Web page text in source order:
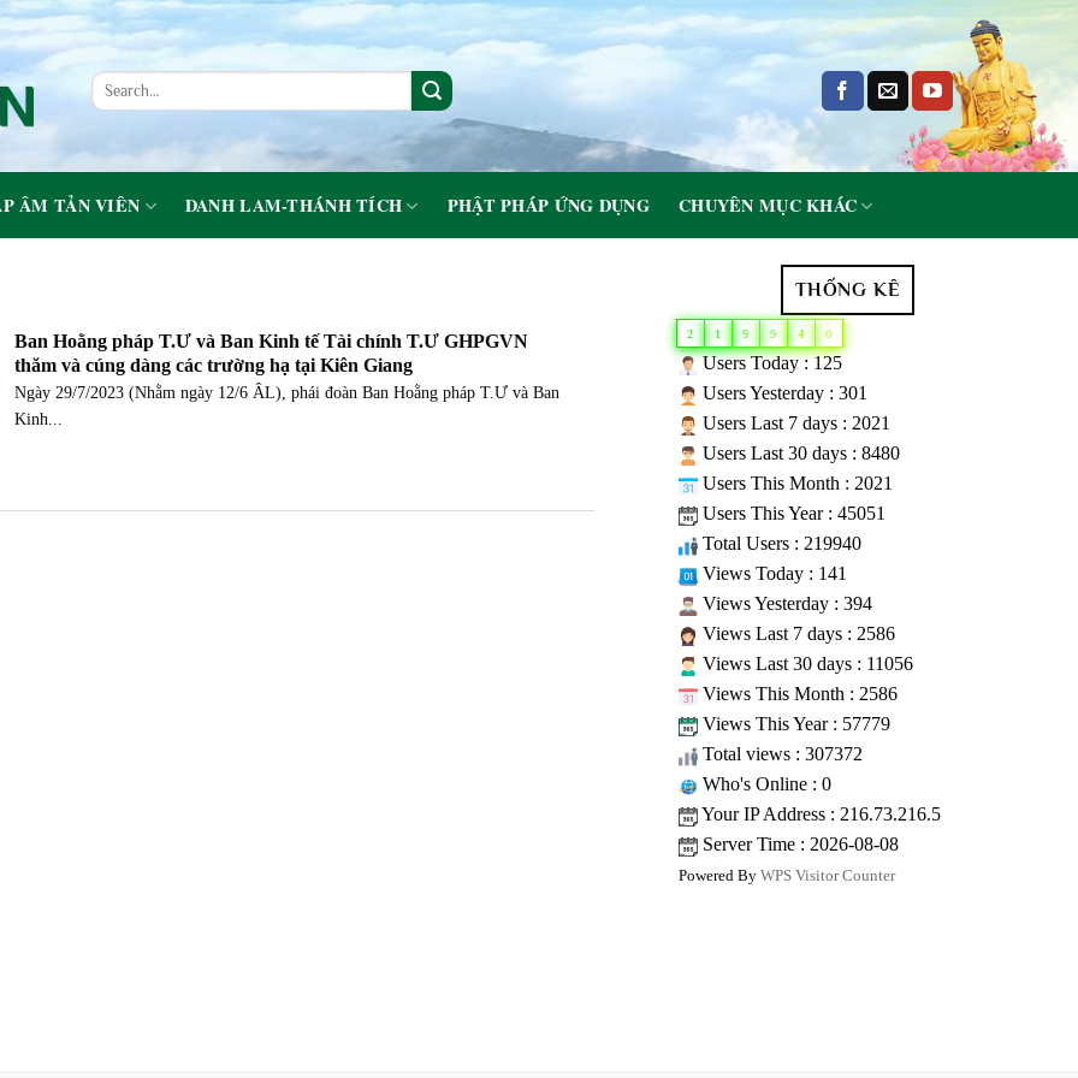
ÂM TẢN VIÊN DANH LAM-THÁNH TÍCH PHẬT PHÁP ỨNG DỤNG CHUYÊN MỤC KHÁC
Ban Hoằng pháp T.Ư và Ban Kinh tế Tài chính T.Ư GHPGVN
thăm và cúng dàng các trường hạ tại Kiên Giang
Ngày 29/7/2023 (Nhằm ngày 12/6 ÂL), phái đoàn Ban Hoằng pháp T.Ư và Ban
Kinh...
THỐNG KÊ
2 1 9 9 4 0
Users Today : 125
Users Yesterday : 301
Users Last 7 days : 2021
Users Last 30 days : 8480
Users This Month : 2021
Users This Year : 45051
Total Users : 219940
Views Today : 141
Views Yesterday : 394
Views Last 7 days : 2586
Views Last 30 days : 11056
Views This Month : 2586
Views This Year : 57779
Total views : 307372
Who's Online : 0
Your IP Address : 216.73.216.5
Server Time : 2026-08-08
Powered By WPS Visitor Counter